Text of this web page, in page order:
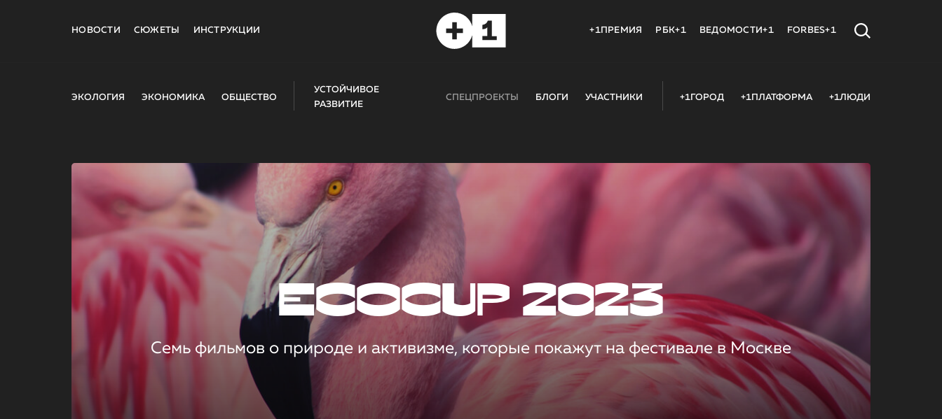
НОВОСТИ СЮЖЕТЫ ИНСТРУКЦИИ +1ПРЕМИЯ РБК+1 ВЕДОМОСТИ+1 FORBES+1
ЭКОЛОГИЯ ЭКОНОМИКА ОБЩЕСТВО
УСТОЙЧИВОЕ
РАЗВИТИЕ
СПЕЦПРОЕКТЫ БЛОГИ УЧАСТНИКИ +1ГОРОД +1ПЛАТФОРМА +1ЛЮДИ
ECOCUP 2023
Семь фильмов о природе и активизме, которые покажут на фестивале в Москве